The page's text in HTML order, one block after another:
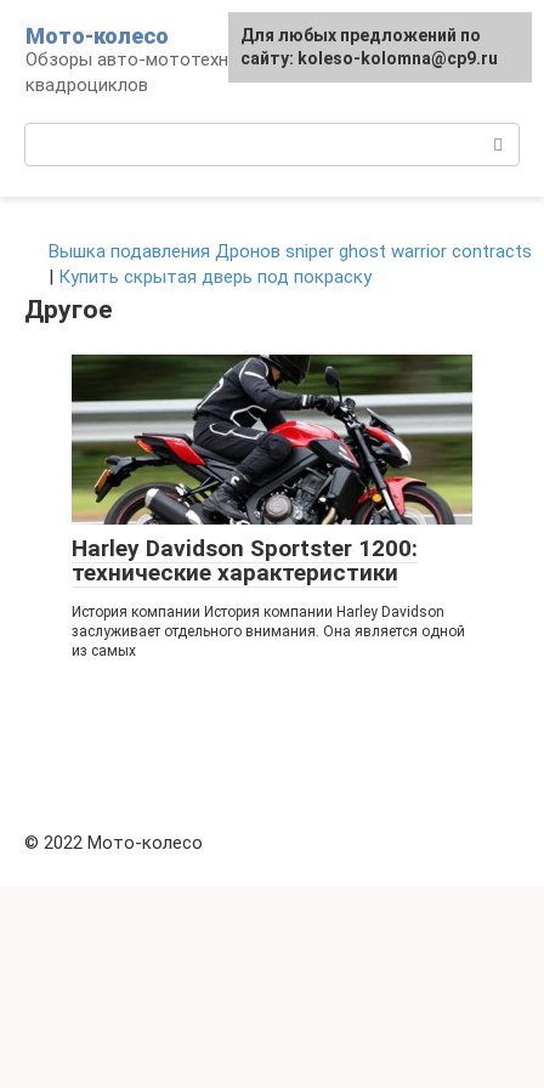
контенту
Мото-колесо
Обзоры авто-мототехники, снегоходов,
квадроциклов
Вышка подавления Дронов sniper ghost warrior contracts
| Купить скрытая дверь под покраску
Другое
Harley Davidson Sportster 1200:
технические характеристики
История компании История компании Harley Davidson
заслуживает отдельного внимания. Она является одной
из самых
© 2022 Мото-колесо
Для любых предложений по
сайту: koleso-kolomna@cp9.ru